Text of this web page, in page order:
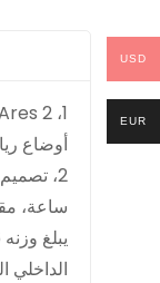
أوضاع
ساعة،
الداخلي
USD
EUR